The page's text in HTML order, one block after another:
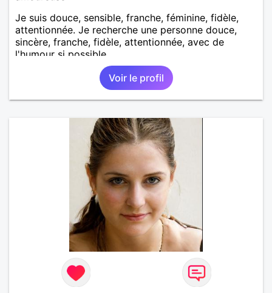
Je suis douce, sensible, franche, féminine, fidèle,
attentionnée. Je recherche une personne douce,
sincère, franche, fidèle, attentionnée, avec de
l'humour si possible.
Voir le profil